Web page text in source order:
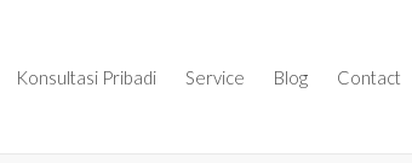
Konsultasi Pribadi Service Blog Contact